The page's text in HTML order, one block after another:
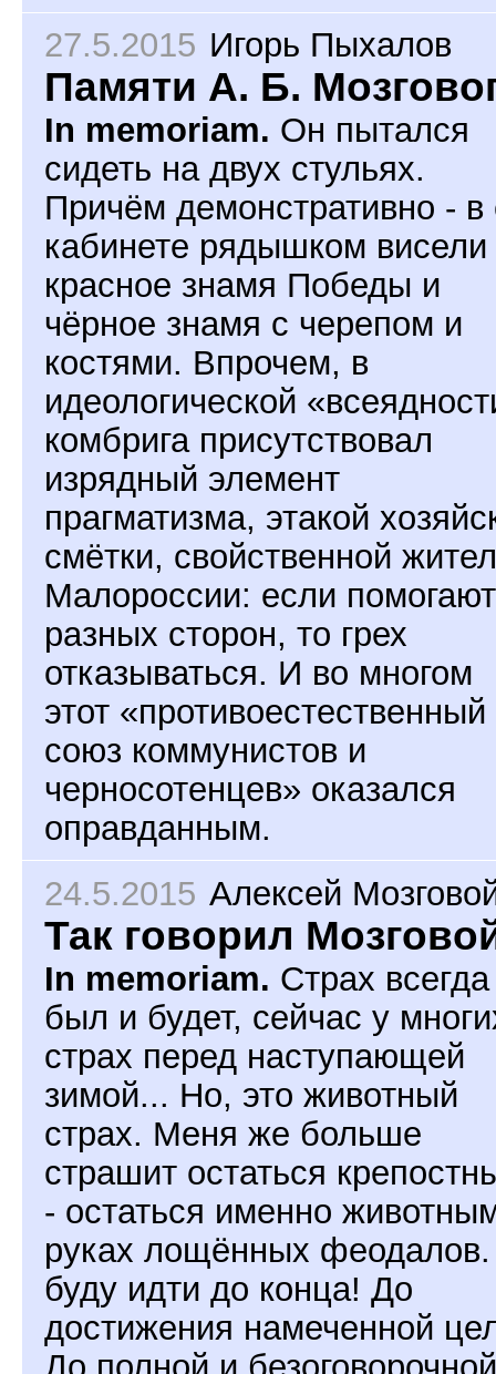
27.5.2015 Игорь Пыхалов
Памяти А. Б.
In memoriam. Он пытался
сидеть на двух стульях.
Причём демонстративно - в
кабинете рядышком висели
красное знамя Победы и
чёрное знамя с черепом и
костями. Впрочем, в
идеологической
комбрига присутствовал
изрядный элемент
прагматизма, этакой
смётки, свойственной
Малороссии: если
разных сторон, то грех
отказываться. И во многом
этот «противоестественный
союз коммунистов и
черносотенцев» оказался
оправданным.
24.5.2015 Алексей
Так говорил
In memoriam. Страх всегда
был и будет, сейчас у
страх перед наступающей
зимой... Но, это животный
страх. Меня же больше
страшит остаться
- остаться именно
руках лощённых
буду идти до конца! До
достижения намеченной
До полной и безоговорочной